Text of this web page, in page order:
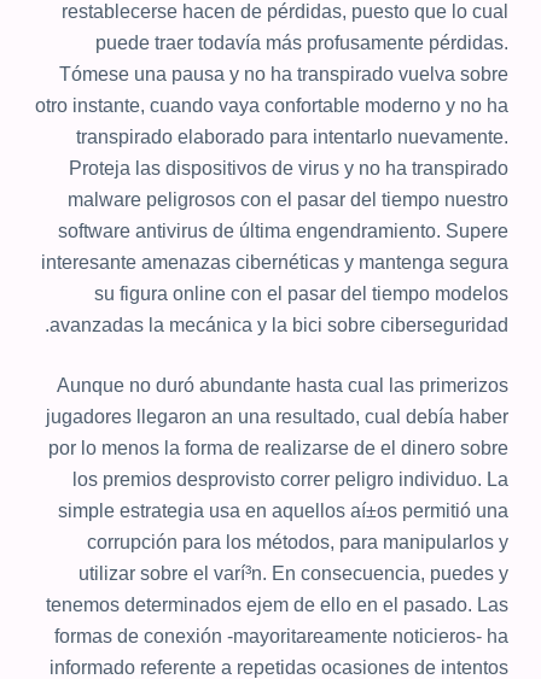
restablecerse hacen de pérdidas, puesto que lo cual
puede traer todavía más profusamente pérdidas.
Tómese una pausa y no ha transpirado vuelva sobre
otro instante, cuando vaya confortable moderno y no ha
transpirado elaborado para intentarlo nuevamente.
Proteja las dispositivos de virus y no ha transpirado
malware peligrosos con el pasar del tiempo nuestro
software antivirus de última engendramiento. Supere
interesante amenazas cibernéticas y mantenga segura
su figura online con el pasar del tiempo modelos
avanzadas la mecánica y la bici sobre ciberseguridad.
Aunque no duró abundante hasta cual las primerizos
jugadores llegaron an una resultado, cual debía haber
por lo menos la forma de realizarse de el dinero sobre
los premios desprovisto correr peligro individuo. La
simple estrategia usa en aquellos aí±os permitió una
corrupción para los métodos, para manipularlos y
utilizar sobre el varí³n. En consecuencia, puedes y
tenemos determinados ejem de ello en el pasado. Las
formas de conexión -mayoritareamente noticieros- ha
informado referente a repetidas ocasiones de intentos